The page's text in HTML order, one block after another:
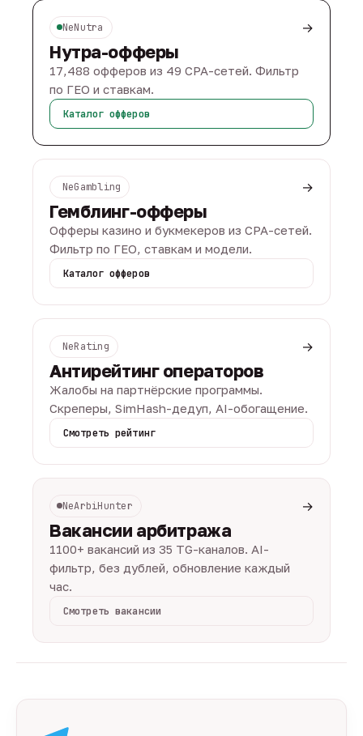
NeNutra →
Нутра-офферы
17,488 офферов из 49 CPA-сетей. Фильтр
по ГЕО и ставкам.
Каталог офферов
NeGambling →
Гемблинг-офферы
Офферы казино и букмекеров из CPA-сетей.
Фильтр по ГЕО, ставкам и модели.
Каталог офферов
NeRating →
Антирейтинг операторов
Жалобы на партнёрские программы.
Скреперы, SimHash-дедуп, AI-обогащение.
Смотреть рейтинг
NeArbiHunter →
Вакансии арбитража
1100+ вакансий из 35 TG-каналов. AI-
фильтр, без дублей, обновление каждый
час.
Смотреть вакансии